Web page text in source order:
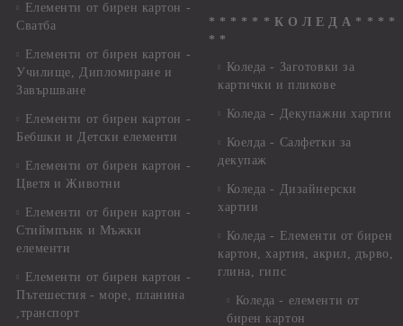
Елементи от бирен картон -
Сватба
Елементи от бирен картон -
Училище, Дипломиране и
Завършване
Елементи от бирен картон -
Бебшки и Детски елементи
Елементи от бирен картон -
Цветя и Животни
Елементи от бирен картон -
Стиймпънк и Мъжки
елементи
Елементи от бирен картон -
Пътешестия - море, планина
,транспорт
* * * * * * К О Л Е Д А * * * *
* *
Коледа - Заготовки за
картички и пликове
Коледа - Декупажни хартии
Коелда - Салфетки за
декупаж
Коледа - Дизайнерски
хартии
Коледа - Eлементи от бирен
картон, хартия, акрил, дърво,
глина, гипс
Коледа - елементи от
бирен картон